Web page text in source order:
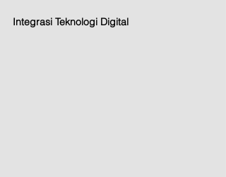
Integrasi Teknologi Digital